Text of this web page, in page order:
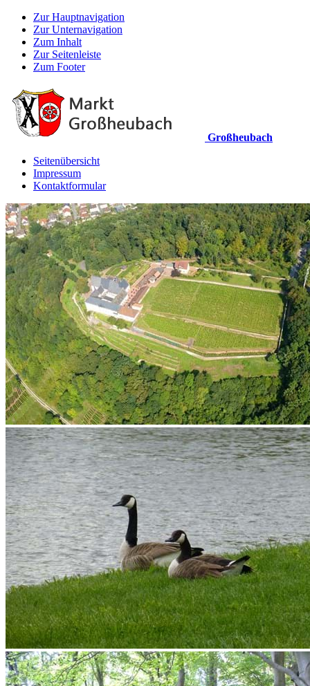
Zur Hauptnavigation
Zur Unternavigation
Zum Inhalt
Zur Seitenleiste
Zum Footer
Großheubach
Seitenübersicht
Impressum
Kontaktformular